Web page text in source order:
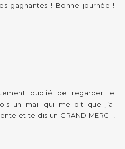
gagnantes ! Bonne journée !
oublié de regarder le
un mail qui me dit que j’ai
et te dis un GRAND MERCI !